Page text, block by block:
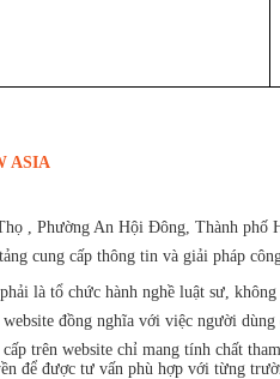
ASIA
, Phường An Hội Đông, Thành phố
cung cấp thông tin và giải pháp
là tổ chức hành nghề luật sư,
đồng nghĩa với việc người
trên website chỉ mang tính chất
để được tư vấn phù hợp với từng